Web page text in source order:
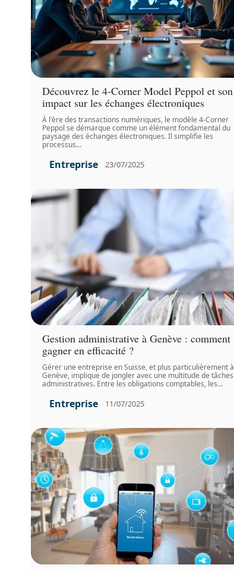
Découvrez le 4-Corner Model Peppol et son
impact sur les échanges électroniques
À l'ère des transactions numériques, le modèle 4-Corner
Peppol se démarque comme un élément fondamental du
paysage des échanges électroniques. Il simplifie les
processus…
Entreprise 23/07/2025
Gestion administrative à Genève : comment
gagner en efficacité ?
Gérer une entreprise en Suisse, et plus particulièrement à
Genève, implique de jongler avec une multitude de tâches
administratives. Entre les obligations comptables, les…
Entreprise 11/07/2025